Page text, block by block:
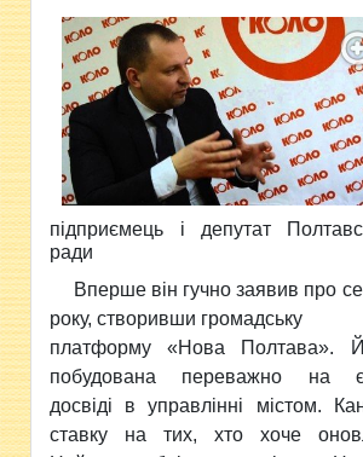
підприємець і депутат
ради
Вперше він гучно заявив про
року, створивши громадську
платформу «Нова Полтава».
побудована переважно на
досвіді в управлінні містом.
ставку на тих, хто хоче